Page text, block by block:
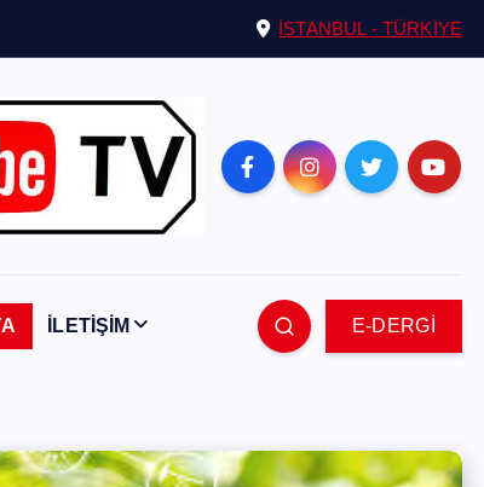
İSTANBUL - TÜRKİYE
İLETİŞİM E-DERGİ